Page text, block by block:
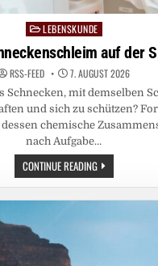
Posted
in
LEBENSKUNDE
auf der
RSS-FEED 7. AUGUST 2026
Schnecken, mit demselben
und sich zu schützen?
dessen chemische
nach Aufgabe…
CONTINUE READINGDEM
AUF
DER